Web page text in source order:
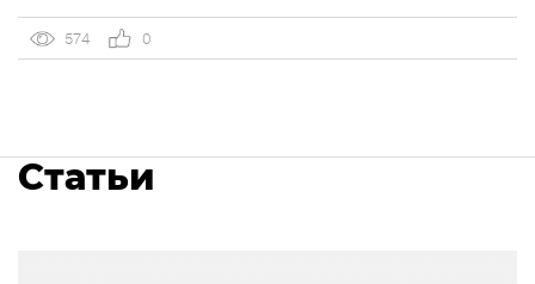
приняла у себя 370 участников. Но только лучшие
компании интернет-маркетинга получили приглашение
574 0
Статьи